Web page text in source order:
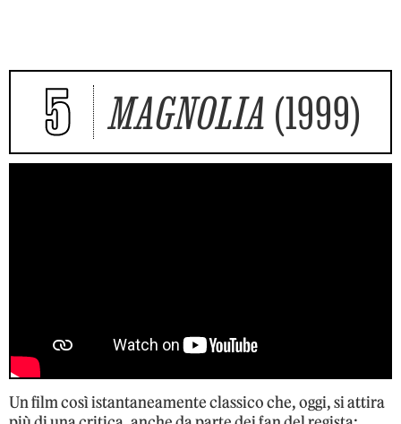
5 MAGNOLIA (1999)
Un film così istantaneamente classico che, oggi, si attira